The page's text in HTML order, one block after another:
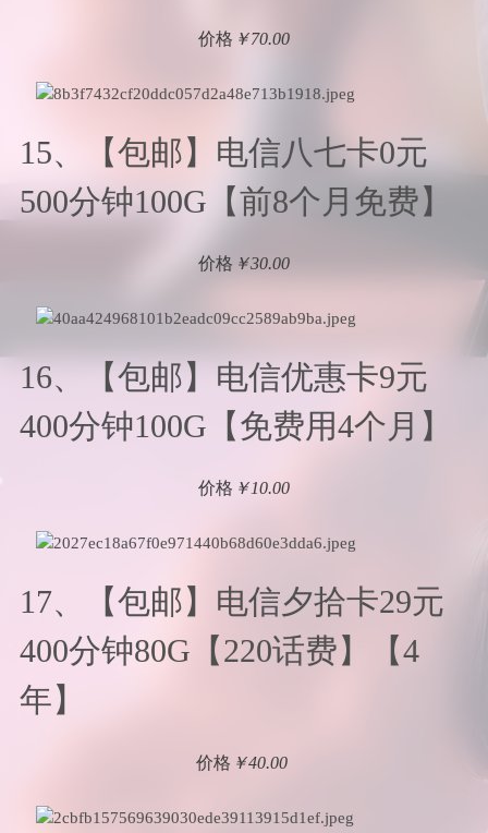
价格 ￥70.00
15、【包邮】电信八七卡0元
500分钟100G【前8个月免费】
价格 ￥30.00
16、【包邮】电信优惠卡9元
400分钟100G【免费用4个月】
价格 ￥10.00
17、【包邮】电信夕拾卡29元
400分钟80G【220话费】【4
年】
价格 ￥40.00